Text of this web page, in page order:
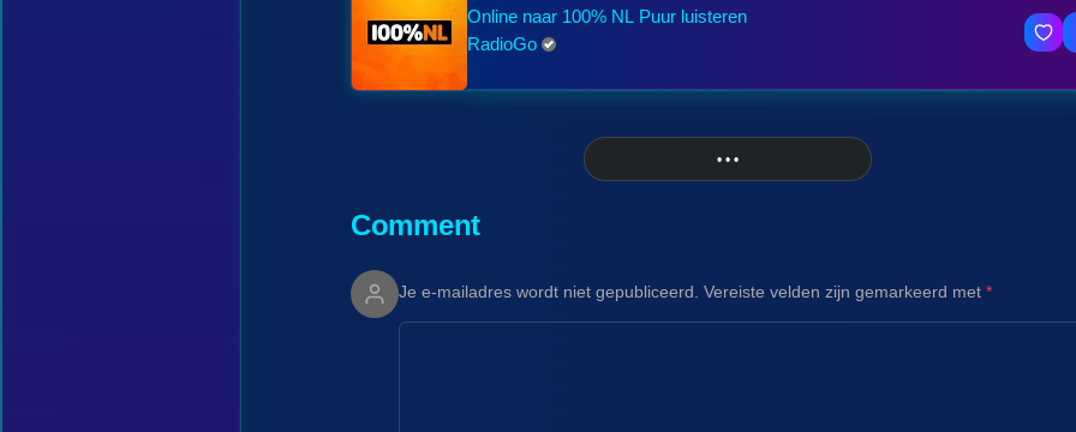
Online naar 100% NL Puur luisteren
RadioGo
• • •
Comment
Je e-mailadres wordt niet gepubliceerd. Vereiste velden zijn gemarkeerd met *